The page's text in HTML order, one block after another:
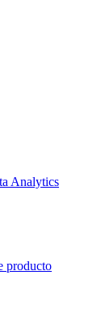
Analytics
producto